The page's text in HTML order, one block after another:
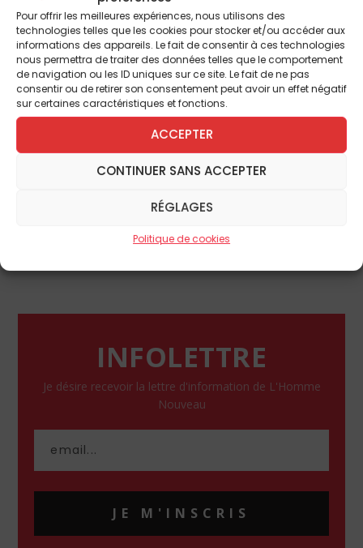
Pour offrir les meilleures expériences, nous utilisons des
technologies telles que les cookies pour stocker et/ou accéder aux
informations des appareils. Le fait de consentir à ces technologies
nous permettra de traiter des données telles que le comportement
de navigation ou les ID uniques sur ce site. Le fait de ne pas
consentir ou de retirer son consentement peut avoir un effet négatif
sur certaines caractéristiques et fonctions.
ACCEPTER
CONTINUER SANS ACCEPTER
RÉGLAGES
Politique de cookies
plaidoyer en faveur du respect de l’autre,
qu’il ne faut jamais juger sur les apparences,
et sur cette notion du « vivre ensemble », qui
nécessite de se plier aux règles de la
communauté.
Film d’animation américain (2015) [GA] de Rich
Moore, Byron Howard et Jared Bush, avec les
voix de Ginnifer Goodwin/Claire Keim (Judy
Hopps), Jason Bateman/Alexis Victor (Nick
Nate Torrence/Fred Testot (Benjamin
(Yax), Tiny Lister/Teddy Riner (Finnick) (1 h 40).
INFOLETTRE
Je désire recevoir la lettre d'information de L'Homme
Nouveau
JE M'INSCRIS